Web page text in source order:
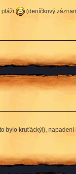
pláži (deníčkový
bylo kruťácký!),